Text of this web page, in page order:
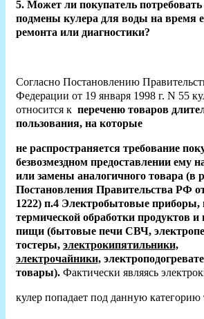
5. Может ли покупатель
подмены кулера для воды на время
ремонта или диагностики?
Согласно Постановлению
Федерации от 19 января 1998 г. N 55
относится к переченю товаров
пользования, на которые
не распространяется требование
безвозмездном предоставлении ему
или замены аналогичного товара (в
Постановления Правительства РФ
1222) п.4 Электробытовые приборы,
термической обработки продуктов и
пищи (бытовые печи СВЧ,
тостеры, электрокипятильники,
электрочайники,
товары). Фактически являясь
кулер попадает под данную категорию